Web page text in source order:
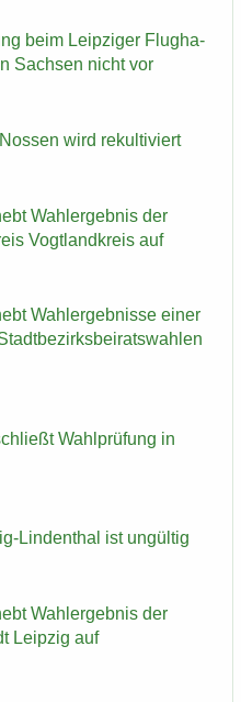
beim Leip­zi­ger Flug­ha­
Sach­sen nicht vor
wird re­kul­ti­viert
Wahl­er­geb­nis der
Vogt­land­kreis auf
Wahl­er­geb­nis­se einer
Wahl­prü­fung in
​Lindenthal ist un­gül­tig
Wahl­er­geb­nis der
Leip­zig auf